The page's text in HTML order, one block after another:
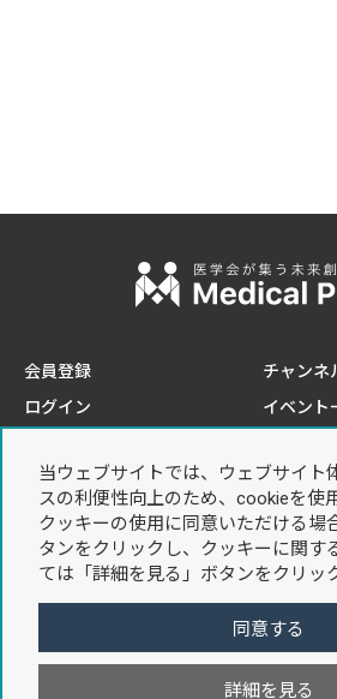
当ウェブサイトでは、ウェブサイト
スの利便性向上のため、cookieを使
クッキーの使用に同意いただける場
タンをクリックし、クッキーに関す
ては「詳細を見る」ボタンをクリッ
同意する
詳細を見る
会員登録
ログイン
チャンネ
イベント
このサイトについて
推奨環境
お問い合わせ
特定商取引法に基づく表記
プライバ
個人情報
利用規約